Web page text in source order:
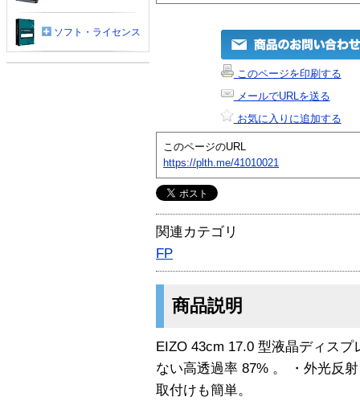
このページを印刷する
メールでURLを送る
お気に入りに追加する
このページのURL
https://plth.me/41010021
関連カテゴリ
FP
商品説明
EIZO 43cm 17.0 型液晶ディス
ない高透過率 87% 。 ・外光反
取付けも簡単。
ソフト・ライセンス